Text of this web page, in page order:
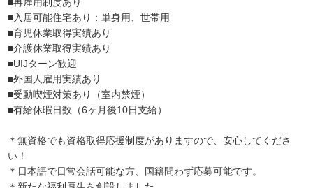
■再雇用制度あり
■入居可能住宅あり：単身用、世帯用
■育児休業取得実績あり
■介護休業取得実績あり
■UIJターン歓迎
■外国人雇用実績あり
■受動喫煙対策あり（室内禁煙）
■有給休暇日数（6ヶ月後10日支給）
＊無資格でも資格取得応援制度がありますので、安心してくださ
い！
＊日本語で日常会話可能な方、国籍問わず応募可能です。